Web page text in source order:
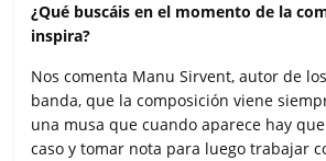
¿Qué buscáis en el momento de la
inspira?
Nos comenta Manu Sirvent, autor de
banda, que la composición viene
una musa que cuando aparece hay
caso y tomar nota para luego trabajar